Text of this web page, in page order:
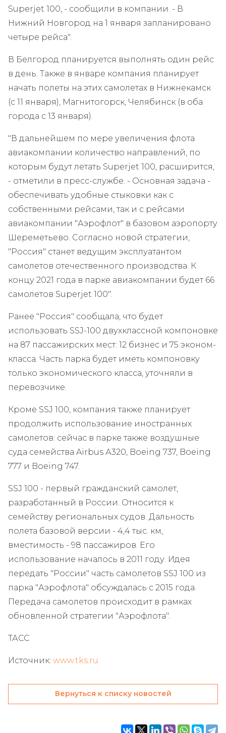
Superjet 100, - сообщили в компании. - В
Нижний Новгород на 1 января запланировано
четыре рейса".
В Белгород планируется выполнять один рейс
в день. Также в январе компания планирует
начать полеты на этих самолетах в Нижнекамск
(с 11 января), Магнитогорск, Челябинск (в оба
города с 13 января).
"В дальнейшем по мере увеличения флота
авиакомпании количество направлений, по
которым будут летать Superjet 100, расширится,
- отметили в пресс-службе. - Основная задача -
обеспечивать удобные стыковки как с
собственными рейсами, так и с рейсами
авиакомпании "Аэрофлот" в базовом аэропорту
Шереметьево. Согласно новой стратегии,
"Россия" станет ведущим эксплуатантом
самолетов отечественного производства. К
концу 2021 года в парке авиакомпании будет 66
самолетов Superjet 100".
Ранее "Россия" сообщала, что будет
использовать SSJ-100 двухклассной компоновке
на 87 пассажирских мест: 12 бизнес и 75 эконом-
класса. Часть парка будет иметь компоновку
только экономического класса, уточняли в
перевозчике.
Кроме SSJ 100, компания также планирует
продолжить использование иностранных
самолетов: сейчас в парке также воздушные
суда семейства Airbus А320, Boeing 737, Boeing
777 и Boeing 747.
SSJ 100 - первый гражданский самолет,
разработанный в России. Относится к
семейству региональных судов. Дальность
полета базовой версии - 4,4 тыс. км,
вместимость - 98 пассажиров. Его
использование началось в 2011 году. Идея
передать "России" часть самолетов SSJ 100 из
парка "Аэрофлота" обсуждалась с 2015 года.
Передача самолетов происходит в рамках
обновленной стратегии "Аэрофлота".
ТАСС
Источник: www.tks.ru
Вернуться к списку новостей